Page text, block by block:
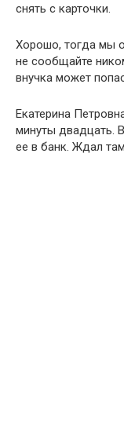
снять с карточки.
Хорошо, тогда мы
не сообщайте
внучка может
Екатерина
минуты двадцать.
ее в банк. Ждал